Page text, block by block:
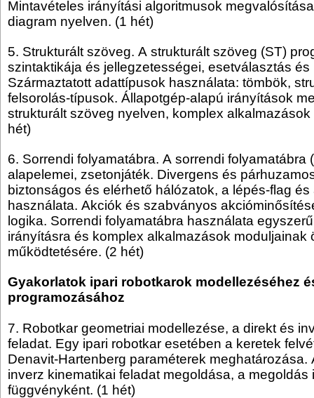
Mintavételes irányítási algoritmusok
diagram nyelven. (1 hét)
5. Strukturált szöveg. A strukturált szöveg (ST)
szintaktikája és jellegzetességei, esetválasztás
Származtatott adattípusok használata: tömbök,
felsorolás-típusok. Állapotgép-alapú irányítások
strukturált szöveg nyelven, komplex
hét)
6. Sorrendi folyamatábra. A sorrendi folyamatábra
alapelemei, zsetonjáték. Divergens és
biztonságos és elérhető hálózatok, a lépés-flag és
használata. Akciók és szabványos
logika. Sorrendi folyamatábra használata
irányításra és komplex alkalmazások moduljainak
működtetésére. (2 hét)
Gyakorlatok ipari robotkarok modellezéséhez
programozásához
7. Robotkar geometriai modellezése, a direkt és
feladat. Egy ipari robotkar esetében a keretek
Denavit-Hartenberg paraméterek meghatározása.
inverz kinematikai feladat megoldása, a megoldás
függvényként. (1 hét)